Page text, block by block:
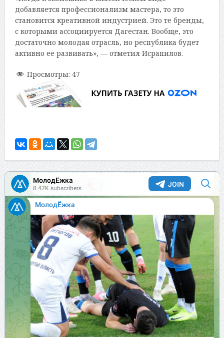
добавляется профессионализм мастера, то это
становится креативной индустрией. Это те бренды,
с которыми ассоциируется Дагестан. Вообще, это
достаточно молодая отрасль, но республика будет
активно ее развивать», — отметил Исрапилов.
Просмотры: 47